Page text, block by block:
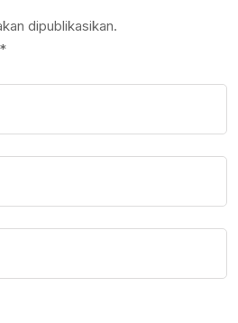
dipublikasikan.
*